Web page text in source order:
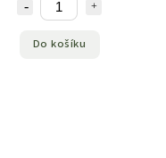
Do košíku